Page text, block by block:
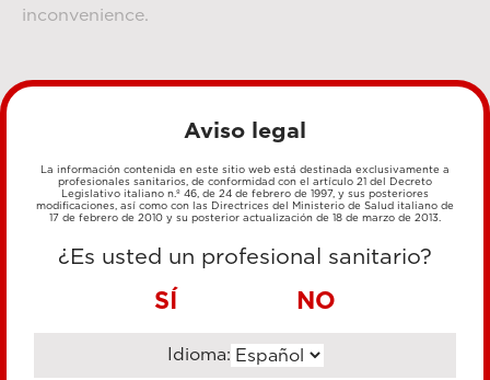
inconvenience.
MÉTODOS DE PAGO
TRANSFERENCIA BANCARIA
Aviso legal
La información contenida en este sitio web está destinada exclusivamente a
profesionales sanitarios, de conformidad con el artículo 21 del Decreto
Legislativo italiano n.º 46, de 24 de febrero de 1997, y sus posteriores
modificaciones, así como con las Directrices del Ministerio de Salud italiano de
17 de febrero de 2010 y su posterior actualización de 18 de marzo de 2013.
¿Es usted un profesional sanitario?
SÍ NO
Idioma: